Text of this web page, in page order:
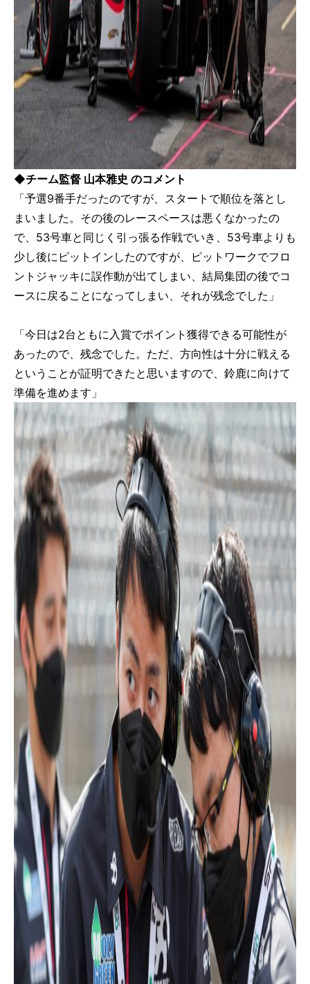
◆チーム監督 山本雅史 のコメント
「予選9番手だったのですが、スタートで順位を落とし
まいました。その後のレースペースは悪くなかったの
で、53号車と同じく引っ張る作戦でいき、53号車よりも
少し後にピットインしたのですが、ピットワークでフロ
ントジャッキに誤作動が出てしまい、結局集団の後でコ
ースに戻ることになってしまい、それが残念でした」
「今日は2台ともに入賞でポイント獲得できる可能性が
あったので、残念でした。ただ、方向性は十分に戦える
ということが証明できたと思いますので、鈴鹿に向けて
準備を進めます」